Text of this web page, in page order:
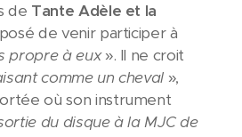
de Tante Adèle et la
de venir participer à
propre à eux». Il ne croit
comme un cheval »,
où son instrument
du disque à la MJC de